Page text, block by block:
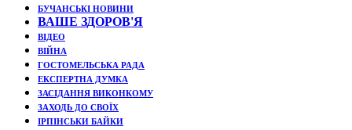
БУЧАНСЬКІ НОВИНИ
ВАШЕ ЗДОРОВ'Я
ВІДЕО
ВІЙНА
ГОСТОМЕЛЬСЬКА РАДА
ЕКСПЕРТНА ДУМКА
ЗАСІДАННЯ ВИКОНКОМУ
ЗАХОДЬ ДО СВОЇХ
ІРПІНСЬКИ БАЙКИ